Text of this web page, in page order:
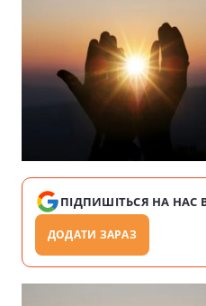
ПІДПИШІТЬСЯ НА НАС В
ДОДАТИ ЗАРАЗ